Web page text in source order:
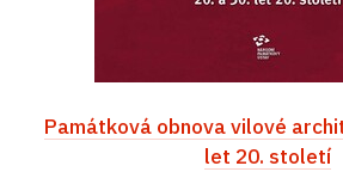
Památková obnova vilové
let 20. století